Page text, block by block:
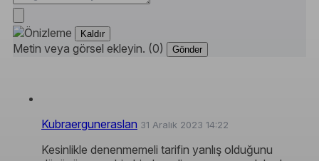
Kaldır
Metin veya görsel ekleyin. (0) Gönder
Kubraerguneraslan 31 Aralık 2023 14:22
Kesinlikle denenmemeli tarifin yanlış olduğunu